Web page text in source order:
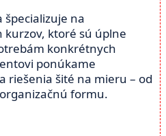
špecializuje na
ktoré sú úplne
konkrétnych
ponúkame
riešenia šité na mieru – od
formu.